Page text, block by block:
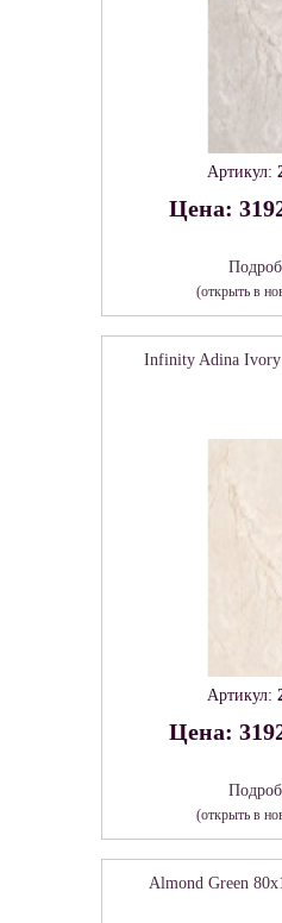
Артикул:
Цена:
(открыть в
Infinity Adina Ivory
Артикул:
Цена:
(открыть в
Almond Green